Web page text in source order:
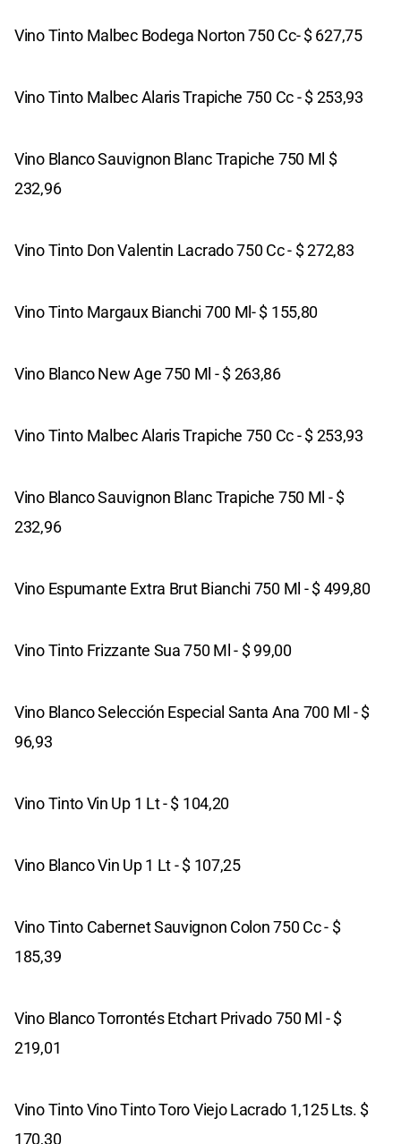
Vino Tinto Malbec Bodega Norton 750 Cc- $ 627,75
Vino Tinto Malbec Alaris Trapiche 750 Cc - $ 253,93
Vino Blanco Sauvignon Blanc Trapiche 750 Ml $
232,96
Vino Tinto Don Valentin Lacrado 750 Cc - $ 272,83
Vino Tinto Margaux Bianchi 700 Ml- $ 155,80
Vino Blanco New Age 750 Ml - $ 263,86
Vino Tinto Malbec Alaris Trapiche 750 Cc - $ 253,93
Vino Blanco Sauvignon Blanc Trapiche 750 Ml - $
232,96
Vino Espumante Extra Brut Bianchi 750 Ml - $ 499,80
Vino Tinto Frizzante Sua 750 Ml - $ 99,00
Vino Blanco Selección Especial Santa Ana 700 Ml - $
96,93
Vino Tinto Vin Up 1 Lt - $ 104,20
Vino Blanco Vin Up 1 Lt - $ 107,25
Vino Tinto Cabernet Sauvignon Colon 750 Cc - $
185,39
Vino Blanco Torrontés Etchart Privado 750 Ml - $
219,01
Vino Tinto Vino Tinto Toro Viejo Lacrado 1,125 Lts. $
170,30